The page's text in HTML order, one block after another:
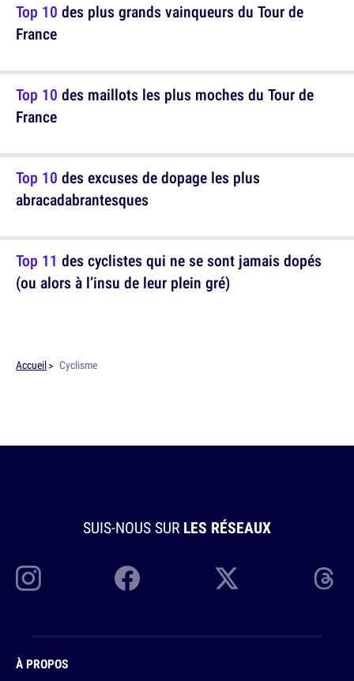
Top 10 des plus grands vainqueurs du Tour de
France
Top 10 des excuses de dopage les plus
abracadabrantesques
Top 10 des maillots les plus moches du Tour de
France
Top 11 des cyclistes qui ne se sont jamais dopés
(ou alors à l’insu de leur plein gré)
Accueil Cyclisme
SUIS-NOUS SUR LES RÉSEAUX
À PROPOS